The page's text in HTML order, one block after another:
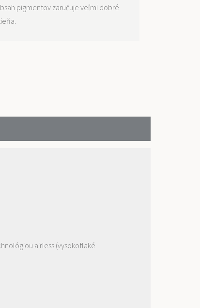
pigmentov zaručuje veľmi dobré
airless (vysokotlaké